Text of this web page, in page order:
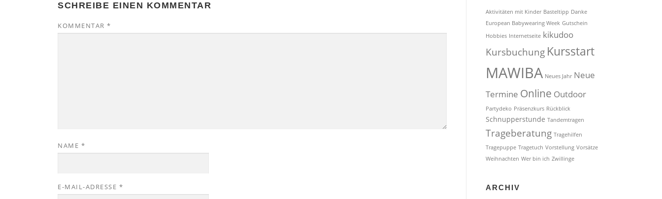
SCHREIBE EINEN KOMMENTAR
KOMMENTAR *
NAME *
E-MAIL-ADRESSE *
Aktivitäten mit Kinder Basteltipp Danke
European Babywearing Week Gutschein
Hobbies Internetseite kikudoo
Kursbuchung Kursstart
MAWIBA Neues Jahr Neue
Termine Online Outdoor
Partydeko Präsenzkurs Rückblick
Schnupperstunde Tandemtragen
Trageberatung Tragehilfen
Tragepuppe Tragetuch Vorstellung Vorsätze
Weihnachten Wer bin ich Zwillinge
ARCHIV